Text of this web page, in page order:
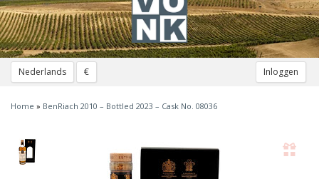
Nederlands € Inloggen
Home » BenRiach 2010 – Bottled 2023 – Cask No. 08036